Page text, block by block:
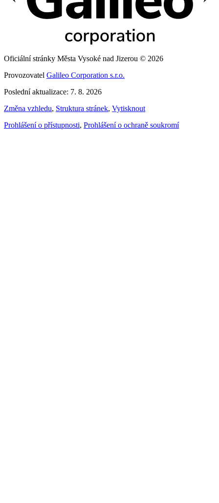
Oficiální stránky Města Vysoké nad Jizerou © 2026
Provozovatel Galileo Corporation s.r.o.
Poslední aktualizace: 7. 8. 2026
Změna vzhledu, Struktura stránek, Vytisknout
Prohlášení o přístupnosti, Prohlášení o ochraně soukromí